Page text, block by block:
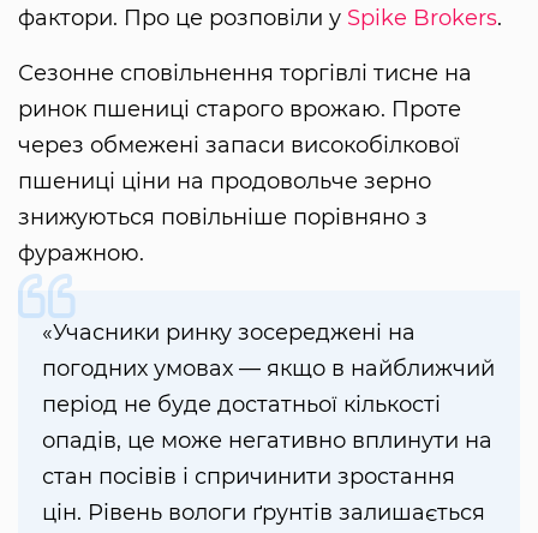
фактори. Про це розповіли у Spike Brokers.
Сезонне сповільнення торгівлі тисне на
ринок пшениці старого врожаю. Проте
через обмежені запаси високобілкової
пшениці ціни на продовольче зерно
знижуються повільніше порівняно з
фуражною.
«Учасники ринку зосереджені на
погодних умовах — якщо в найближчий
період не буде достатньої кількості
опадів, це може негативно вплинути на
стан посівів і спричинити зростання
цін. Рівень вологи ґрунтів залишається